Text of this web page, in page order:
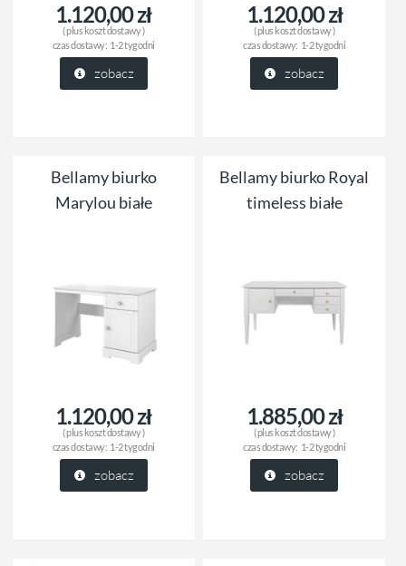
1.120,00 zł
( plus koszt dostawy)
czas dostawy: 1-2 tygodni
zobacz
1.120,00 zł
( plus koszt dostawy)
czas dostawy: 1-2 tygodni
zobacz
Bellamy biurko
Marylou białe
1.120,00 zł
( pluskoszt dostawy)
czas dostawy: 1-2 tygodni
zobacz
Bellamy biurko Royal
timeless białe
1.885,00 zł
( pluskoszt dostawy)
czas dostawy: 1-2 tygodni
zobacz